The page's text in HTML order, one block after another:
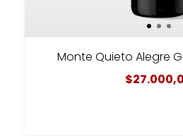
Monte Quieto Alegre